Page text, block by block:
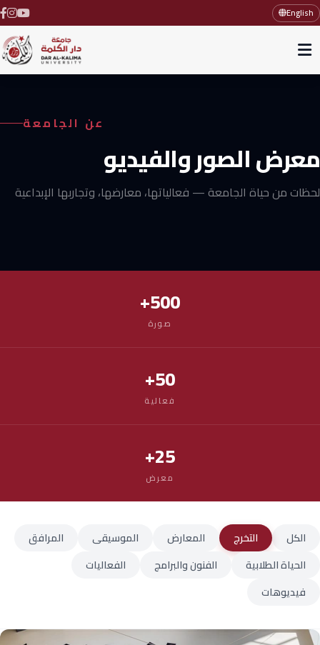
English
عن الجامعة
معرض الصور والفيديو
لحظات من حياة الجامعة — فعالياتها، معارضها، وتجاربها الإبداعية
500+
صورة
50+
فعالية
25+
معرض
الكل التخرج المعارض الموسيقى
المرافق
الحياة الطلابية
الفنون والبرامج
الفعاليات
فيديوهات